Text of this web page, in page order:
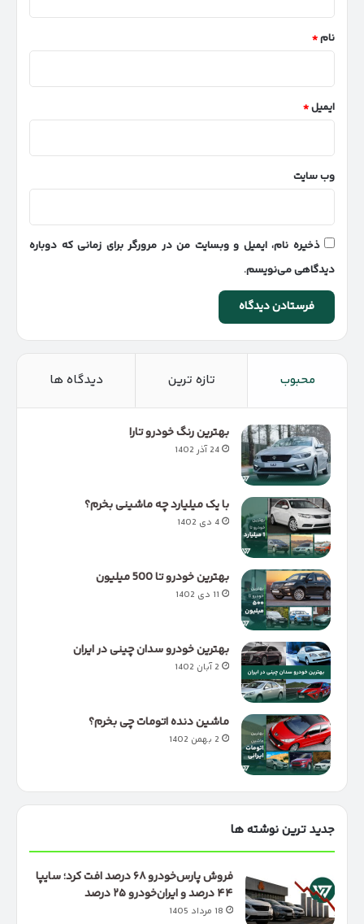
نام*
ایمیل*
وب‌ سایت
ذخیره نام، ایمیل و وبسایت من در مرورگر برای زمانی که دوباره
دیدگاهی می‌نویسم.
محبوب تازه ترین دیدگاه ها
بهترین رنگ خودرو تارا
24 آذر 1402
با یک میلیارد چه ماشینی بخرم؟
4 دی 1402
بهترین خودرو تا 500 میلیون
11 دی 1402
بهترین خودرو سدان چینی در ایران
2 آبان 1402
ماشین دنده اتومات چی بخرم؟
2 بهمن 1402
جدید ترین نوشته ها
فروش پارس‌خودرو ۶۸ درصد افت کرد؛ سایپا
۴۴ درصد و ایران‌خودرو ۲۵ درصد
18 مرداد 1405